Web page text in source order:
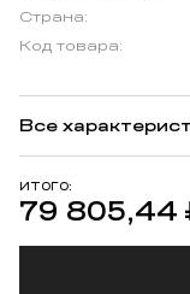
ИТОГО:
79 805,44
Страна:
Код товара:
Все